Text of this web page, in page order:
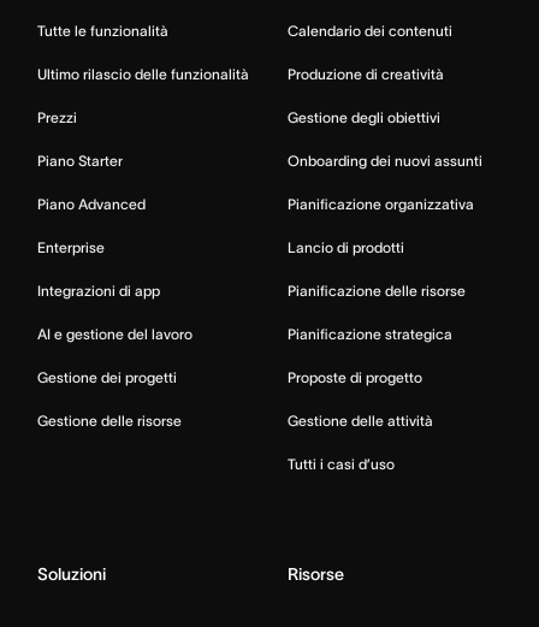
Tutte le funzionalità
Ultimo rilascio delle funzionalità
Prezzi
Piano Starter
Piano Advanced
Enterprise
Integrazioni di app
AI e gestione del lavoro
Gestione dei progetti
Gestione delle risorse
Calendario dei contenuti
Produzione di creatività
Gestione degli obiettivi
Onboarding dei nuovi assunti
Pianificazione organizzativa
Lancio di prodotti
Pianificazione delle risorse
Pianificazione strategica
Proposte di progetto
Gestione delle attività
Tutti i casi d’uso
Soluzioni Risorse